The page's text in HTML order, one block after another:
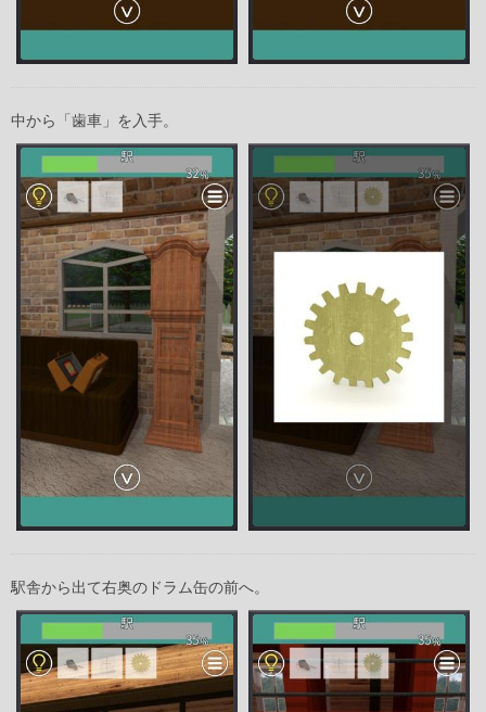
中から「歯車」を入手。
駅舎から出て右奥のドラム缶の前へ。